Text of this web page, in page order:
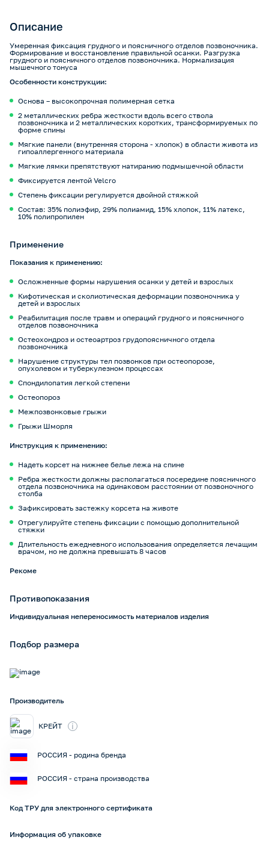
Описание
Умеренная фиксация грудного и поясничного отделов позвоночника.
Формирование и восстановление правильной осанки. Разгрузка
грудного и поясничного отделов позвоночника. Нормализация
мышечного тонуса
Особенности конструкции:
Основа – высокопрочная полимерная сетка
2 металлических ребра жесткости вдоль всего ствола
позвоночника и 2 металлических коротких, трансформируемых по
форме спины
Мягкие панели (внутренняя сторона - хлопок) в области живота из
гипоаллергенного материала
Мягкие лямки препятствуют натиранию подмышечной области
Фиксируется лентой Velcro
Степень фиксации регулируется двойной стяжкой
Состав: 35% полиэфир, 29% полиамид, 15% хлопок, 11% латекс,
10% полипропилен
Применение
Показания к применению:
Осложненные формы нарушения осанки у детей и взрослых
Кифотическая и сколиотическая деформации позвоночника у
детей и взрослых
Реабилитация после травм и операций грудного и поясничного
отделов позвоночника
Остеохондроз и остеоартроз грудопоясничного отдела
позвоночника
Нарушение структуры тел позвонков при остеопорозе,
опухолевом и туберкулезном процессах
Спондилопатия легкой степени
Остеопороз
Межпозвонковые грыжи
Грыжи Шморля
Инструкция к применению:
Надеть корсет на нижнее белье лежа на спине
Ребра жесткости должны располагаться посередине поясничного
отдела позвоночника на одинаковом расстоянии от позвоночного
столба
Зафиксировать застежку корсета на животе
Отрегулируйте степень фиксации с помощью дополнительной
стяжки
Длительность ежедневного использования определяется лечащим
врачом, но не должна превышать 8 часов
Рекоме
Противопоказания
Индивидуальная непереносимость материалов изделия
Подбор размера
Производитель
КРЕЙТ i
РОССИЯ - родина бренда
РОССИЯ - страна производства
Код ТРУ для электронного сертификата
Информация об упаковке